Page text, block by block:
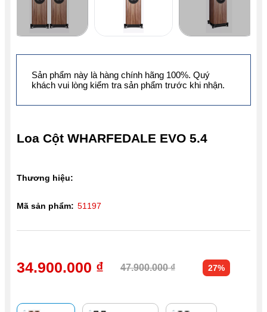
Loa Cột WHARFEDALE EVO 5.4
34.900.000 ₫ 47.900.000 ₫ 27%
Thương hiệu:
Mã sản phẩm: 51197
Sản phẩm này là hàng chính hãng 100%. Quý
khách vui lòng kiểm tra sản phẩm trước khi nhận.